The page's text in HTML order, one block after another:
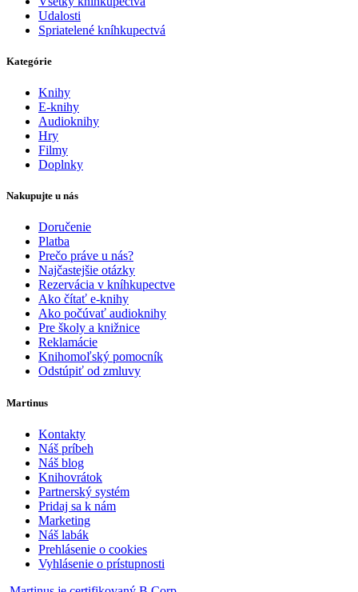
Udalosti
Spriatelené kníhkupectvá
Kategórie
Knihy
E-knihy
Audioknihy
Hry
Filmy
Doplnky
Nakupujte u nás
Doručenie
Platba
Prečo práve u nás?
Najčastejšie otázky
Rezervácia v kníhkupectve
Ako čítať e-knihy
Ako počúvať audioknihy
Pre školy a knižnice
Reklamácie
Knihomoľský pomocník
Odstúpiť od zmluvy
Martinus
Kontakty
Náš príbeh
Náš blog
Knihovrátok
Partnerský systém
Pridaj sa k nám
Marketing
Náš labák
Prehlásenie o cookies
Vyhlásenie o prístupnosti